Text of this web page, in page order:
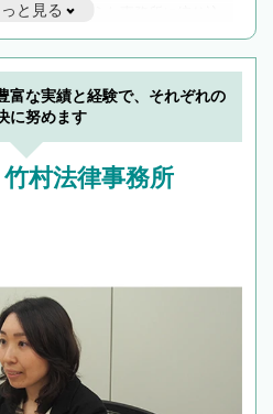
合はそのような事務所に絞り込
TEL可の条件
て再検索
と見る
富な実績と経験で、それぞれの
に努めます
村法律事務所